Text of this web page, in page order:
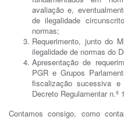
avaliação e,
de ilegalidade
normas;
Requerimento, junto do
ilegalidade de normas do
Apresentação de
PGR e Grupos
fiscalização sucessiva
Decreto Regulamentar n.º
Contamos consigo, como